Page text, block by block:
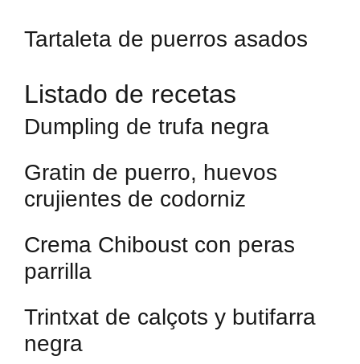
Tartaleta de puerros asados
Listado de recetas
Dumpling de trufa negra
Gratin de puerro, huevos
crujientes de codorniz
Crema Chiboust con peras
parrilla
Trintxat de calçots y butifarra
negra